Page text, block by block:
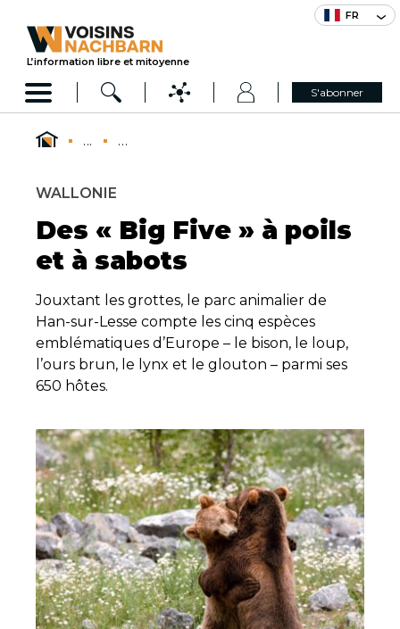
FR
L’information libre et mitoyenne
S'abonner
... ...
WALLONIE
Des « Big Five » à poils
et à sabots
Jouxtant les grottes, le parc animalier de
Han-sur-Lesse compte les cinq espèces
emblématiques d’Europe – le bison, le loup,
l’ours brun, le lynx et le glouton – parmi ses
650 hôtes.